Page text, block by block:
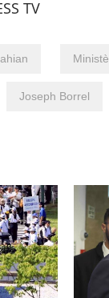
TV
Joseph Borrel